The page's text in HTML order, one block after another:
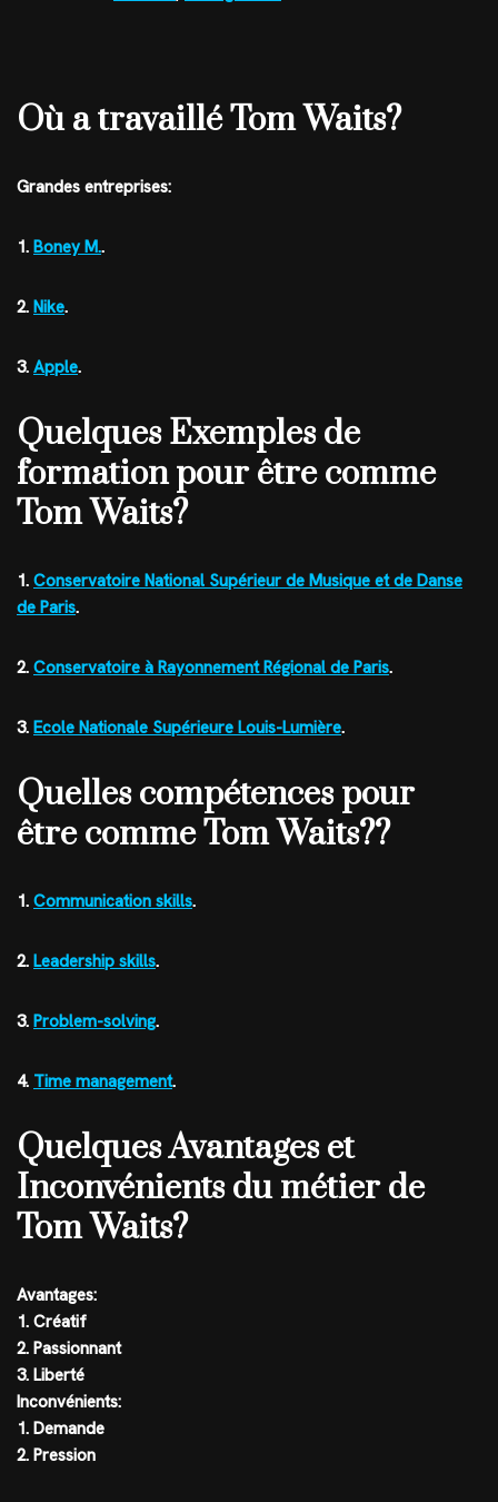
Où a travaillé Tom Waits?
Grandes entreprises:
1. Boney M..
2. Nike.
3. Apple.
Quelques Exemples de
formation pour être comme
Tom Waits?
1. Conservatoire National Supérieur de Musique et de Danse
de Paris.
2. Conservatoire à Rayonnement Régional de Paris.
3. Ecole Nationale Supérieure Louis-Lumière.
Quelles compétences pour
être comme Tom Waits??
1. Communication skills.
2. Leadership skills.
3. Problem-solving.
4. Time management.
Quelques Avantages et
Inconvénients du métier de
Tom Waits?
Avantages:
1. Créatif
2. Passionnant
3. Liberté
Inconvénients:
1. Demande
2. Pression